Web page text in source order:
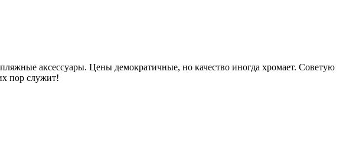
аксессуары. Цены демократичные, но качество иногда хромает. Советую
пор служит!